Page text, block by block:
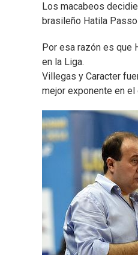
Los macabeos
brasileño Hatila
Por esa razón es que
en la Liga.
Villegas y Caracter
mejor exponente en el